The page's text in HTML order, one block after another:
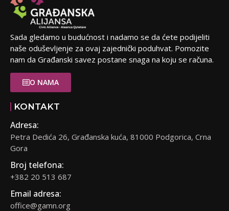
Sada gledamo u budućnost i nadamo se da ćete podijeliti
naše oduševljenje za ovaj zajednički poduhvat. Pomozite
nam da Građanski savez postane snaga na koju se računa.
O NAMA
KONTAKT
Adresa:
Petra Dedića 26, Građanska kuća, 81000 Podgorica, Crna
Gora
Broj telefona:
+382 20 513 687
Email adresa:
office@gamn.org